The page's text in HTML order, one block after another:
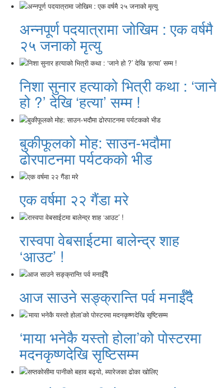
अन्नपूर्ण पदयात्रामा जोखिम : एक वर्षमै
२५ जनाको मृत्यु
निशा सुनार हत्याको भित्री कथा : ‘जाने
हो ?’ देखि ‘हत्या’ सम्म !
बुकीफूलको मोह: साउन-भदौमा
ढोरपाटनमा पर्यटकको भीड
एक वर्षमा २२ गैंडा मरे
रास्वपा वेबसाईटमा बालेन्द्र शाह
‘आउट’ !
आज साउने सङ्क्रान्ति पर्व मनाईँदै
‘माया भनेकै यस्तो होला’को पोस्टरमा
मदनकृष्णदेखि सृष्टिसम्म